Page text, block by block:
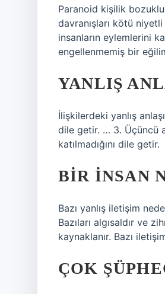
Paranoid kişilik
davranışları kötü
insanların eylemlerini
engellenmemiş bir
YANLIŞ
İlişkilerdeki yanlış
dile getir. … 3. Üçüncü
katılmadığını dile getir.
BIR INSAN
Bazı yanlış iletişim
Bazıları algısaldır ve
kaynaklanır. Bazı
ÇOK